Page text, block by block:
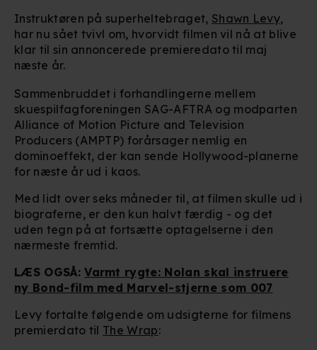
Instruktøren på superheltebraget, Shawn Levy,
har nu sået tvivl om, hvorvidt filmen vil nå at blive
klar til sin annoncerede premieredato til maj
næste år.
Sammenbruddet i forhandlingerne mellem
skuespilfagforeningen SAG-AFTRA og modparten
Alliance of Motion Picture and Television
Producers (AMPTP) forårsager nemlig en
dominoeffekt, der kan sende Hollywood-planerne
for næste år ud i kaos.
Med lidt over seks måneder til, at filmen skulle ud i
biograferne, er den kun halvt færdig - og det
uden tegn på at fortsætte optagelserne i den
nærmeste fremtid.
LÆS OGSÅ:Varmt rygte: Nolan skal instruere
ny Bond-film med Marvel-stjerne som 007
Levy fortalte følgende om udsigterne for filmens
premierdato til The Wrap: